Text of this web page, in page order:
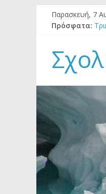
Μετάβαση
Παρασκευή, 7
Πρόσφατα: